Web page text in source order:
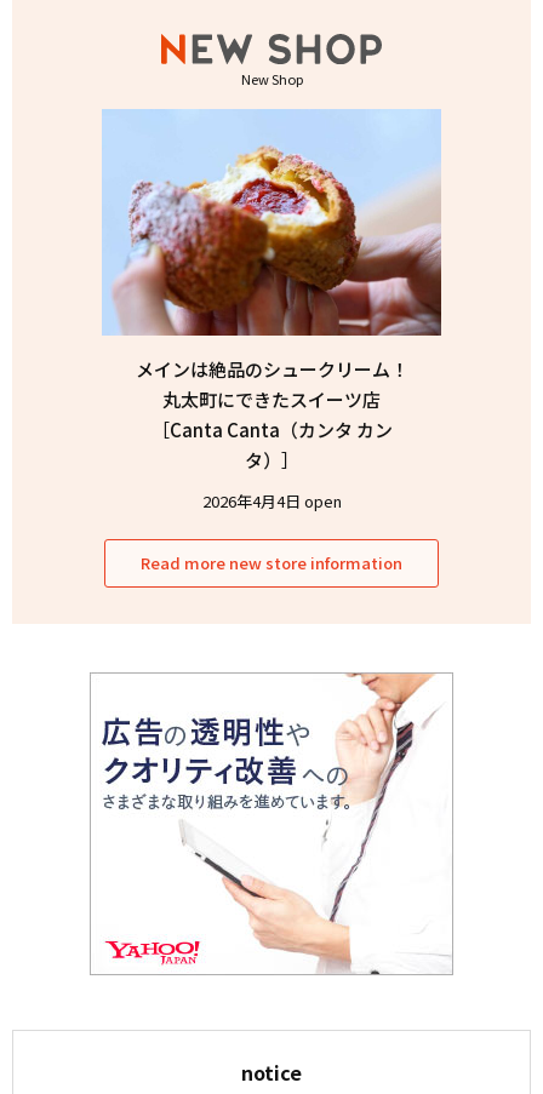
New Shop
メインは絶品のシュークリーム！
丸太町にできたスイーツ店
［Canta Canta（カンタ カン
タ）］
2026年4月4日 open
Read more new store information
notice